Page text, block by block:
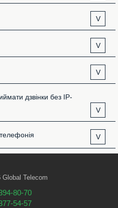
V
V
V
дзвінки без IP-
V
V
Telecom
80-70
54-57